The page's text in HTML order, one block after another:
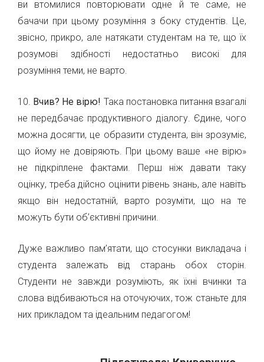
ви втомилися повторювати одне й те саме, не
бачачи при цьому розуміння з боку студентів. Це,
звісно, прикро, але натякати студентам на те, що їх
розумові здібності недостатньо високі для
розуміння теми, не варто.
10. Вчив? Не вірю! Така постановка питання взагалі
не передбачає продуктивного діалогу. Єдине, чого
можна досягти, це образити студента, він зрозуміє,
що йому не довіряють. При цьому ваше «не вірю»
не підкріплене фактами. Перш ніж давати таку
оцінку, треба дійсно оцінити рівень знань, але навіть
якщо він недостатній, варто розуміти, що на те
можуть бути об’єктивні причини.
Дуже важливо пам’ятати, що стосунки викладача і
студента залежать від старань обох сторін.
Студенти не завжди розуміють, як їхні вчинки та
слова відбиваються на оточуючих, тож станьте для
них прикладом та ідеальним педагогом!